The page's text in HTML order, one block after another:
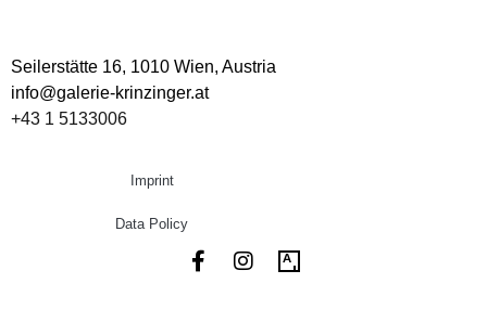
Seilerstätte 16, 1010 Wien, Austria
info@galerie-krinzinger.at
+43 1 5133006
Imprint
Data Policy